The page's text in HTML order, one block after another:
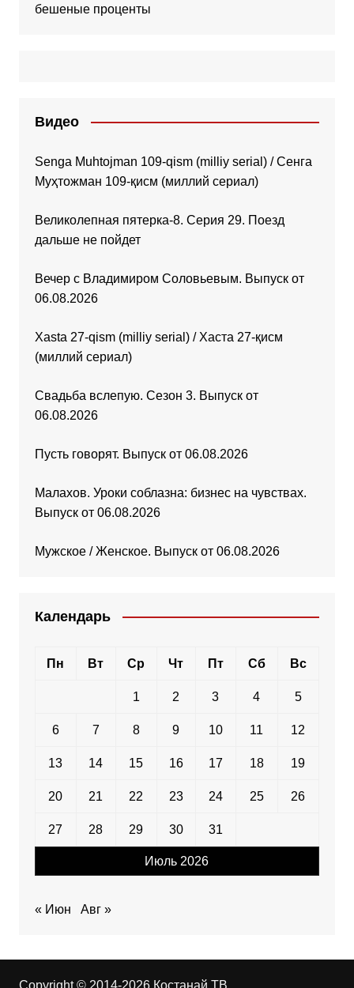
бешеные проценты
Видео
Senga Muhtojman 109-qism (milliy serial) / Сенга
Муҳтожман 109-қисм (миллий сериал)
Великолепная пятерка-8. Серия 29. Поезд
дальше не пойдет
Вечер с Владимиром Соловьевым. Выпуск от
06.08.2026
Xasta 27-qism (milliy serial) / Хаста 27-қисм
(миллий сериал)
Свадьба вслепую. Сезон 3. Выпуск от
06.08.2026
Пусть говорят. Выпуск от 06.08.2026
Малахов. Уроки соблазна: бизнес на чувствах.
Выпуск от 06.08.2026
Мужское / Женское. Выпуск от 06.08.2026
Календарь
Июль 2026
Пн Вт Ср Чт Пт Сб Вс
1 2 3 4 5
6 7 8 9 10 11 12
13 14 15 16 17 18 19
20 21 22 23 24 25 26
27 28 29 30 31
« Июн Авг »
Copyright © 2014-2026 Костанай ТВ